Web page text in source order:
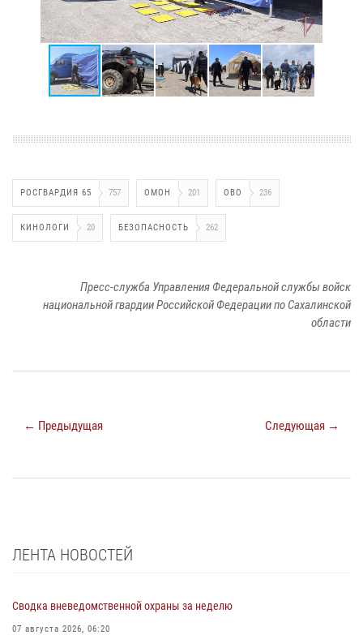
РОСГВАРДИЯ 65 757 ОМОН 201 ОВО 236
КИНОЛОГИ 20 БЕЗОПАСНОСТЬ 262
Пресс-служба Управления Федеральной службы войск
национальной гвардии Российской Федерации по Сахалинской
области
← Предыдущая Следующая →
ЛЕНТА НОВОСТЕЙ
Сводка вневедомственной охраны за неделю
07 августа 2026, 06:20